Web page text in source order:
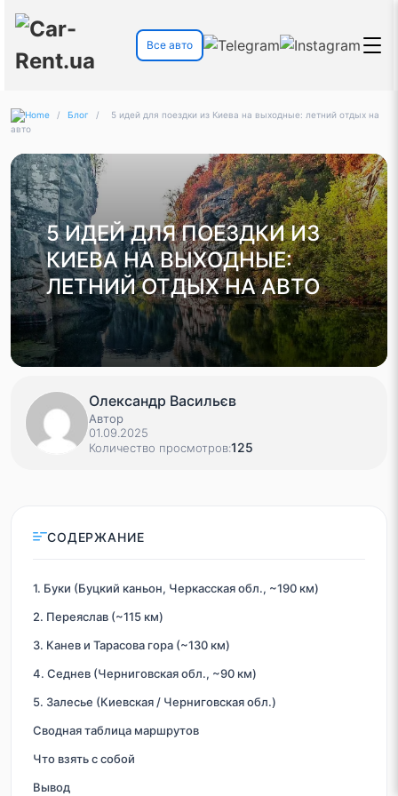
Все авто
/ Блог /
5 идей для поездки из Киева на выходные: летний отдых на
авто
5 ИДЕЙ ДЛЯ ПОЕЗДКИ ИЗ
КИЕВА НА ВЫХОДНЫЕ:
ЛЕТНИЙ ОТДЫХ НА АВТО
Олександр Васильєв
Автор
01.09.2025
Количество просмотров:125
СОДЕРЖАНИЕ
1. Буки (Буцкий каньон, Черкасская обл., ~190 км)
2. Переяслав (~115 км)
3. Канев и Тарасова гора (~130 км)
4. Седнев (Черниговская обл., ~90 км)
5. Залесье (Киевская / Черниговская обл.)
Сводная таблица маршрутов
Что взять с собой
Вывод